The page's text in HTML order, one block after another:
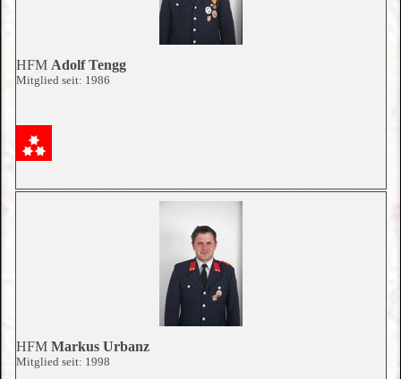
HFM Adolf Tengg
Mitglied seit: 1986
HFM Markus Urbanz
Mitglied seit: 1998